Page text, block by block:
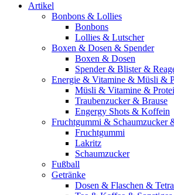
Artikel
Bonbons & Lollies
Bonbons
Lollies & Lutscher
Boxen & Dosen & Spender
Boxen & Dosen
Spender & Blister &
Energie & Vitamine & Müsli &
Müsli & Vitamine &
Traubenzucker & Brause
Engergy Shots & Koffein
Fruchtgummi & Schaumzucker
Fruchtgummi
Lakritz
Schaumzucker
Fußball
Getränke
Dosen & Flaschen &